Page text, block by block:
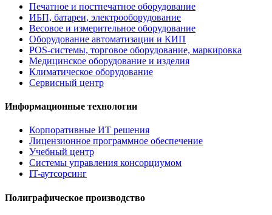
Печатное и постпечатное оборудование
ИБП, батареи, электрооборудование
Весовое и измерительное оборудование
Оборудование автоматизации и КИП
POS-системы, торговое оборудование, маркировка
Медицинское оборудование и изделия
Климатическое оборудование
Сервисный центр
Информационные технологии
Корпоративные ИТ решения
Лицензионное программное обеспечение
Учебный центр
Системы управления консорциумом
IT-аутсорсинг
Полиграфическое производство